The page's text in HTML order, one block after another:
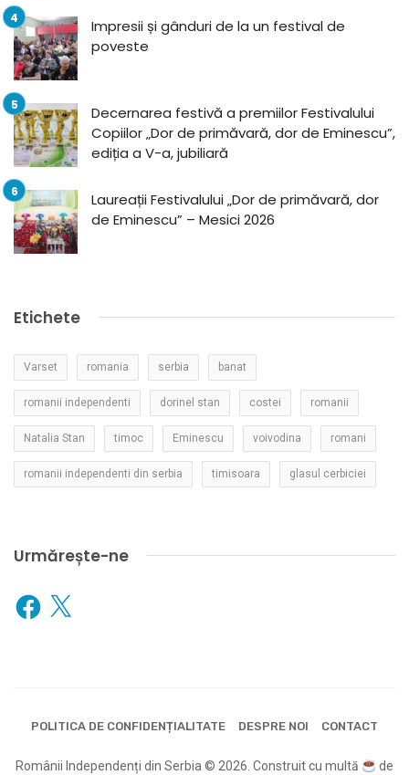
Impresii și gânduri de la un festival de
poveste
Decernarea festivă a premiilor Festivalului
Copiilor „Dor de primăvară, dor de Eminescu”,
ediția a V-a, jubiliară
Laureații Festivalului „Dor de primăvară, dor
de Eminescu” – Mesici 2026
Etichete
Varset romania serbia banat
romanii independenti dorinel stan costei romanii
Natalia Stan timoc Eminescu voivodina romani
romanii independenti din serbia timisoara glasul cerbiciei
Urmărește-ne
Facebook
X
POLITICA DE CONFIDENȚIALITATE DESPRE NOI CONTACT
Românii Independenți din Serbia © 2026. Construit cu multă de